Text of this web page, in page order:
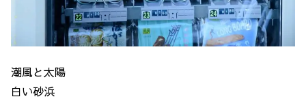
潮風と太陽
白い砂浜